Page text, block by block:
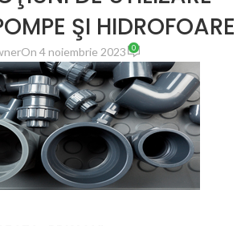
ŞI HIDROFOARE
On 4 noiembrie 2023 0